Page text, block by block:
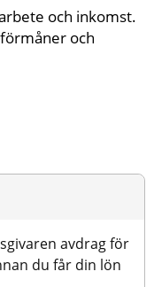
och inkomst.
och
avdrag för
du får din lön